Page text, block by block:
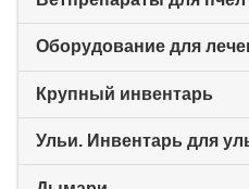
Оборудование для
Крупный инвентарь
Ульи. Инвентарь для